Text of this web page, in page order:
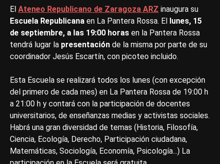
El Ateneo Republicano de Zaragoza ARZ inaugura su
Escuela Republicana en La Pantera Rossa. El lunes, 15
de septiembre, a las 19:00 horas en la Pantera Rossa
tendrá lugar la presentación de la misma por parte de su
coordinador Jesús Escartín, con picoteo incluido.
Esta Escuela se realizará todos los lunes (con excepción
del primero de cada mes) en La Pantera Rossa de 19:00 h
a 21:00 h y contará con la participación de docentes
universitarios, de enseñanzas medias y activistas sociales.
Habrá una gran diversidad de temas (Historia, Filosofía,
Ciencia, Ecología, Derecho, Participación ciudadana,
Matemáticas, Sociología, Economía, Psicología...) La